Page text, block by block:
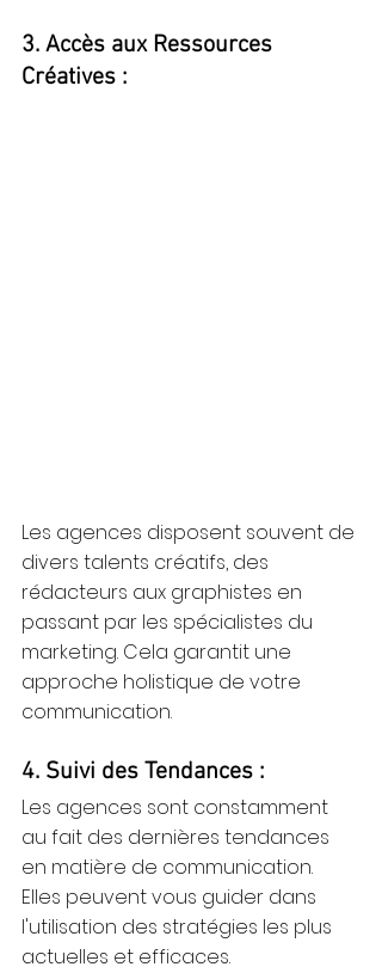
3. Accès aux Ressources
Créatives :
Les agences disposent souvent de
divers talents créatifs, des
rédacteurs aux graphistes en
passant par les spécialistes du
marketing. Cela garantit une
approche holistique de votre
communication.
4. Suivi des Tendances :
Les agences sont constamment
au fait des dernières tendances
en matière de communication.
Elles peuvent vous guider dans
l'utilisation des stratégies les plus
actuelles et efficaces.